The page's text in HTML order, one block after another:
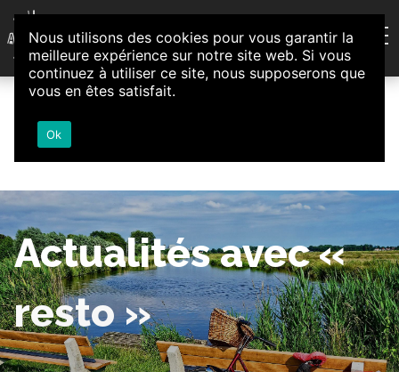
Aller au contenu
Association d'Animation et d'Initiatives Citoyennes
Loire-Authion
Actualités avec «
resto »
Nous utilisons des cookies pour vous garantir la
meilleure expérience sur notre site web. Si vous
continuez à utiliser ce site, nous supposerons que
vous en êtes satisfait.
Ok